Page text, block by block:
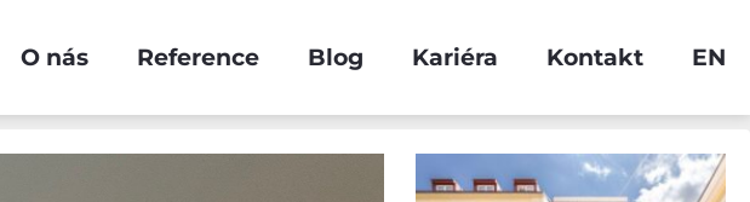
O nás Reference Blog Kariéra Kontakt EN